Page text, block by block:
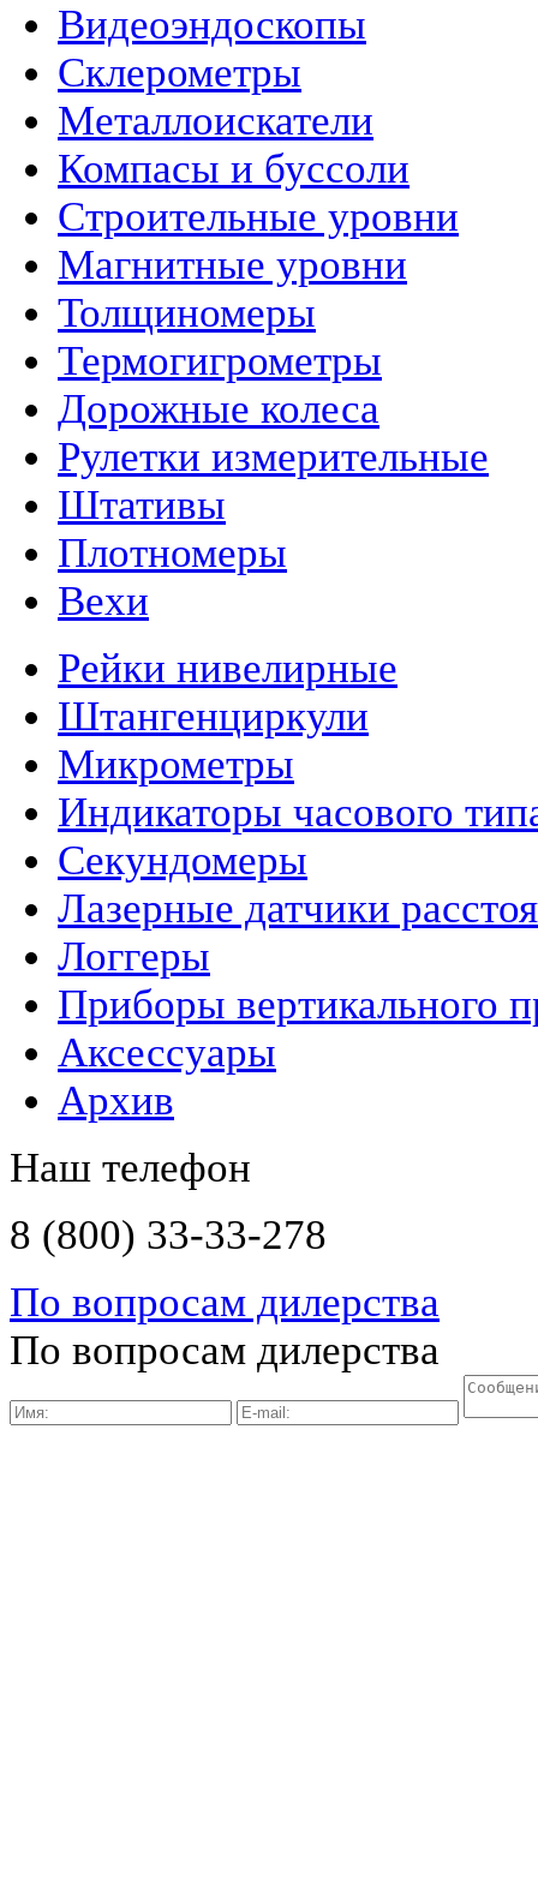
Видеоэндоскопы
Склерометры
Металлоискатели
Компасы и буссоли
Строительные уровни
Магнитные уровни
Толщиномеры
Термогигрометры
Дорожные колеса
Рулетки измерительные
Штативы
Плотномеры
Вехи
Рейки нивелирные
Штангенциркули
Микрометры
Индикаторы часового
Секундомеры
Лазерные датчики
Логгеры
Приборы вертикального
Аксессуары
Архив
Наш телефон
8 (800) 33-33-278
По вопросам дилерства
По вопросам дилерства